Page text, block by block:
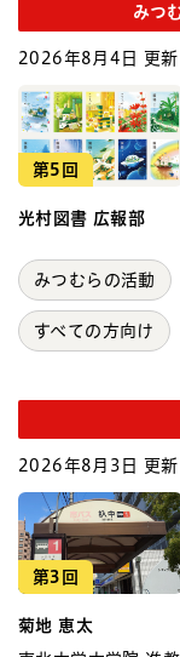
みつ
2026年8月4日 更新
第5回
光村図書 広報部
みつむらの活動
すべての方向け
2026年8月3日 更新
第3回
菊地 恵太